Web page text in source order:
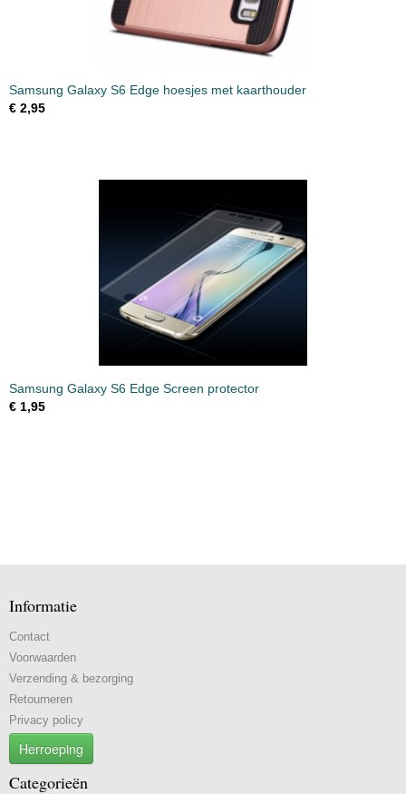
Samsung Galaxy S6 Edge hoesjes met kaarthouder
€ 2,95
Samsung Galaxy S6 Edge Screen protector
€ 1,95
Informatie
Contact
Voorwaarden
Verzending & bezorging
Retourneren
Privacy policy
Herroeping
Categorieën